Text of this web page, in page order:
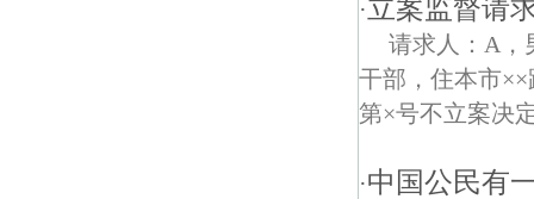
·立案监督请
请求人：A，
干部，住本市
第×号不立案决
·中国公民有